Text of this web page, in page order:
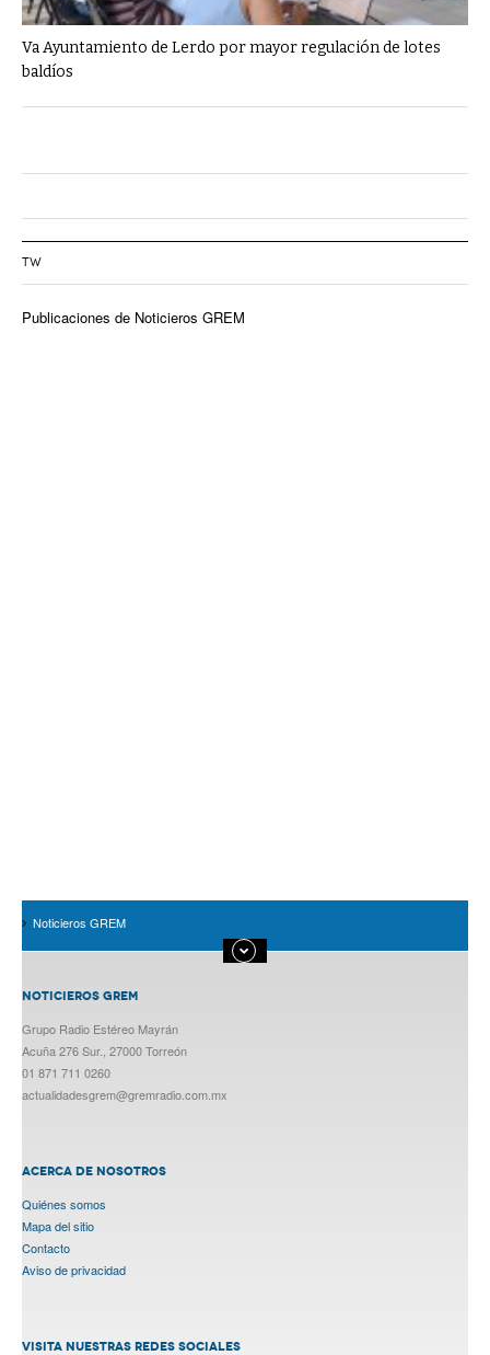
Va Ayuntamiento de Lerdo por mayor regulación de lotes
baldíos
TW
Publicaciones de Noticieros GREM
Noticieros GREM
NOTICIEROS GREM
Grupo Radio Estéreo Mayrán
Acuña 276 Sur., 27000 Torreón
01 871 711 0260
actualidadesgrem@gremradio.com.mx
ACERCA DE NOSOTROS
Quiénes somos
Mapa del sitio
Contacto
Aviso de privacidad
VISITA NUESTRAS REDES SOCIALES